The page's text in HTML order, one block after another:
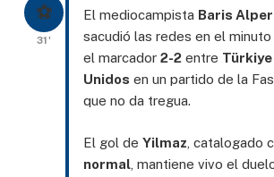
⚽
31'
El mediocampista Baris
sacudió las redes en el minuto
el marcador 2-2 entre Türkiye
Unidos en un partido de la
que no da tregua.
El gol de Yilmaz , catalogado
normal , mantiene vivo el